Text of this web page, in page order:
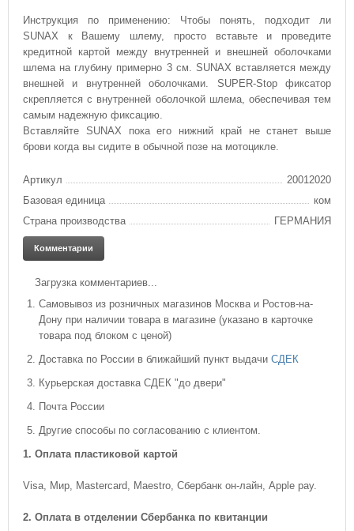
Инструкция по применению: Чтобы понять, подходит ли
SUNAX к Вашему шлему, просто вставьте и проведите
кредитной картой между внутренней и внешней оболочками
шлема на глубину примерно 3 см. SUNAX вставляется между
внешней и внутренней оболочками. SUPER-Stop фиксатор
скрепляется с внутренней оболочкой шлема, обеспечивая тем
самым надежную фиксацию.
Вставляйте SUNAX пока его нижний край не станет выше
брови когда вы сидите в обычной позе на мотоцикле.
Артикул
20012020
Базовая единица
ком
Страна производства
ГЕРМАНИЯ
Комментарии
Загрузка комментариев...
Cамовывоз из розничных магазинов Москва и Ростов-на-
Дону при наличии товара в магазине (указано в карточке
товара под блоком с ценой)
Доставка по России в ближайший пункт выдачи СДЕК
Курьерская доставка СДЕК "до двери"
Почта России
Другие способы по согласованию с клиентом.
1. Оплата пластиковой картой
Visa, Мир, Mastercard, Maestro, Сбербанк он-лайн, Apple pay.
2. Оплата в отделении Сбербанка по квитанции